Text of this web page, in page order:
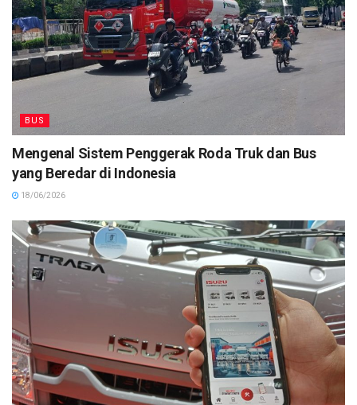
BUS
Mengenal Sistem Penggerak Roda Truk dan Bus
yang Beredar di Indonesia
18/06/2026